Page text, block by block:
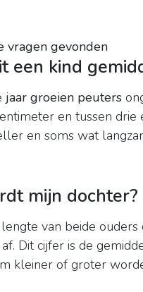
vragen gevonden
een kind
jaar groeien peuters
en tussen drie
en soms wat
mijn dochter?
van beide
Dit cijfer is de
kleiner of groter